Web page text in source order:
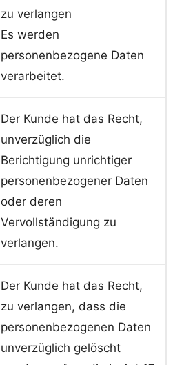
zu verlangen
Es werden
personenbezogene Daten
verarbeitet.
Der Kunde hat das Recht,
unverzüglich die
Berichtigung unrichtiger
personenbezogener Daten
oder deren
Vervollständigung zu
verlangen.
Der Kunde hat das Recht,
zu verlangen, dass die
personenbezogenen Daten
unverzüglich gelöscht